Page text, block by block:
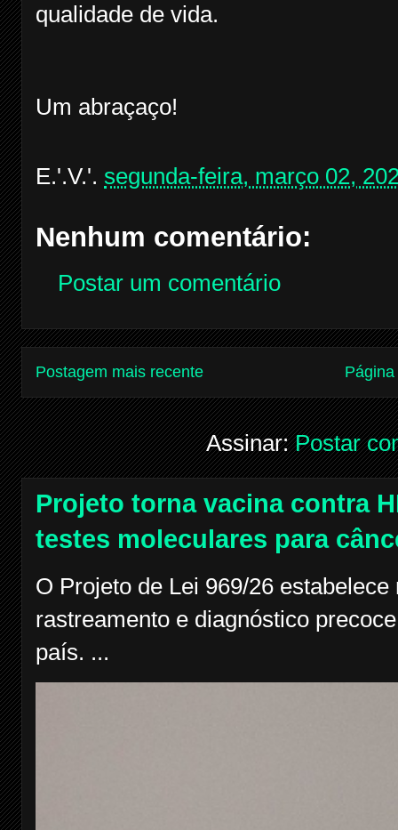
qualidade de vida.
Um abraçaço!
E.'.V.'. segunda-feira, março 02,
Nenhum comentário:
Postar um comentário
Postagem mais recente
Assinar:Postar
Projeto torna vacina contra
testes moleculares para
O Projeto de Lei 969/26
rastreamento e diagnóstico
país. ...